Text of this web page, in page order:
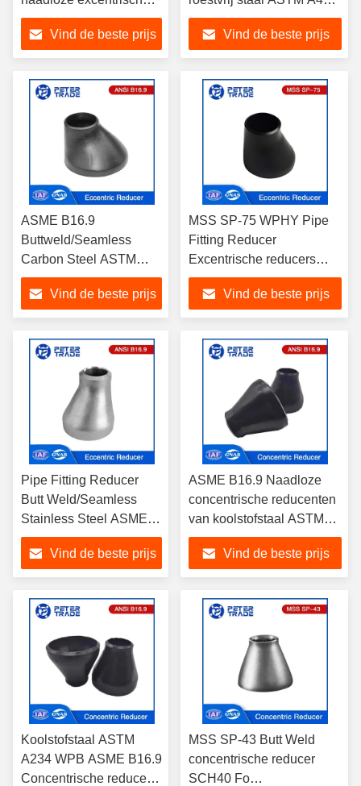
reducers van
koolstofstaal voor
pijpleidingen
Vind de beste prijs
Excentrische reducers
voor
pijpletsingsoplossingen
Vind de beste prijs
ASME B16.9
Buttweld/Seamless
Carbon Steel ASTM
A234 WPB Excentrische
reducers voor
pijpleidingen
Vind de beste prijs
MSS SP-75 WPHY Pipe
Fitting Reducer
Excentrische reducers
voor verschillende
industrieën bij matige en
hoge temperatuur
Vind de beste prijs
Pipe Fitting Reducer
Butt Weld/Seamless
Stainless Steel ASME
B16.9 ASTM A403
Excentrische reducers
voor buissystemen
Vind de beste prijs
ASME B16.9 Naadloze
concentrische reducenten
van koolstofstaal ASTM
A420 WPL6 WPL9 voor
de chemische en
petrochemische industrie
Vind de beste prijs
Koolstofstaal ASTM
A234 WPB ASME B16.9
Concentrische reducer
MSS SP-43 Butt Weld
concentrische reducer
SCH40 Fo